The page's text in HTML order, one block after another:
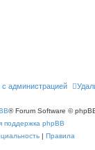
с администрацией
® Forum Software ©
поддержка phpBB
| Правила